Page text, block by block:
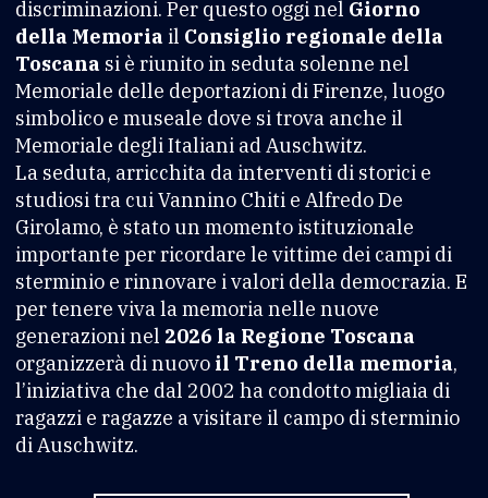
discriminazioni. Per questo oggi nel Giorno
della Memoria il Consiglio regionale della
Toscana si è riunito in seduta solenne nel
Memoriale delle deportazioni di Firenze, luogo
simbolico e museale dove si trova anche il
Memoriale degli Italiani ad Auschwitz.
La seduta, arricchita da interventi di storici e
studiosi tra cui Vannino Chiti e Alfredo De
Girolamo, è stato un momento istituzionale
importante per ricordare le vittime dei campi di
sterminio e rinnovare i valori della democrazia. E
per tenere viva la memoria nelle nuove
generazioni nel 2026 la Regione Toscana
organizzerà di nuovo il Treno della memoria,
l’iniziativa che dal 2002 ha condotto migliaia di
ragazzi e ragazze a visitare il campo di sterminio
di Auschwitz.